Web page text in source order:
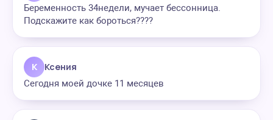
Беременность 34недели, мучает бессонница.
Подскажите как бороться????
К Ксения
Сегодня моей дочке 11 месяцев